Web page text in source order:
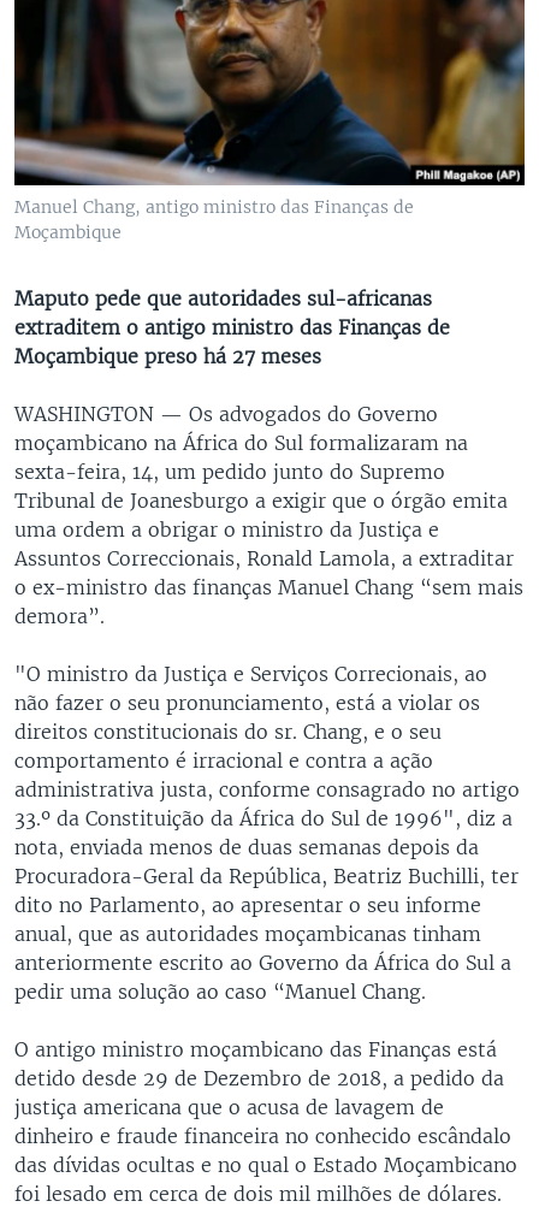
Manuel Chang, antigo ministro das Finanças de
Moçambique
Maputo pede que autoridades sul-africanas
extraditem o antigo ministro das Finanças de
Moçambique preso há 27 meses
WASHINGTON — Os advogados do Governo
moçambicano na África do Sul formalizaram na
sexta-feira, 14, um pedido junto do Supremo
Tribunal de Joanesburgo a exigir que o órgão emita
uma ordem a obrigar o ministro da Justiça e
Assuntos Correccionais, Ronald Lamola, a extraditar
o ex-ministro das finanças Manuel Chang “sem mais
demora”.
"O ministro da Justiça e Serviços Correcionais, ao
não fazer o seu pronunciamento, está a violar os
direitos constitucionais do sr. Chang, e o seu
comportamento é irracional e contra a ação
administrativa justa, conforme consagrado no artigo
33.º da Constituição da África do Sul de 1996", diz a
nota, enviada menos de duas semanas depois da
Procuradora-Geral da República, Beatriz Buchilli, ter
dito no Parlamento, ao apresentar o seu informe
anual, que as autoridades moçambicanas tinham
anteriormente escrito ao Governo da África do Sul a
pedir uma solução ao caso “Manuel Chang.
O antigo ministro moçambicano das Finanças está
detido desde 29 de Dezembro de 2018, a pedido da
justiça americana que o acusa de lavagem de
dinheiro e fraude financeira no conhecido escândalo
das dívidas ocultas e no qual o Estado Moçambicano
foi lesado em cerca de dois mil milhões de dólares.